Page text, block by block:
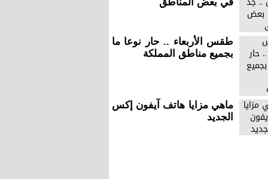
طقس الأربعاء .. حار نوعا ما
بجميع مناطق المملكة
ماهي مزايا هاتف آيفون إكس
الجديد